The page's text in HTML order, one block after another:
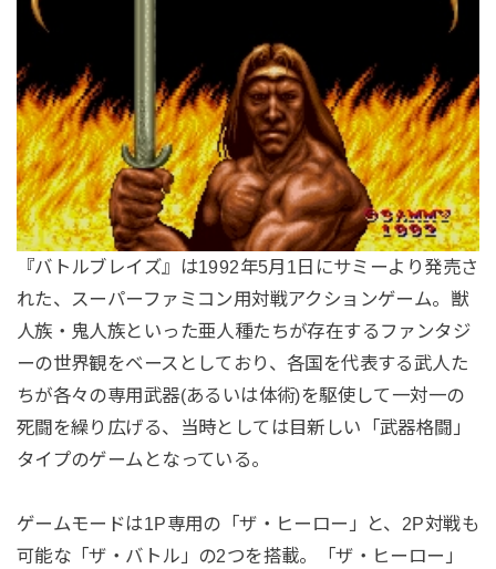
『バトルブレイズ』は1992年5月1日にサミーより発売さ
れた、スーパーファミコン用対戦アクションゲーム。獣
人族・鬼人族といった亜人種たちが存在するファンタジ
ーの世界観をベースとしており、各国を代表する武人た
ちが各々の専用武器(あるいは体術)を駆使して一対一の
死闘を繰り広げる、当時としては目新しい「武器格闘」
タイプのゲームとなっている。
ゲームモードは1P専用の「ザ・ヒーロー」と、2P対戦も
可能な「ザ・バトル」の2つを搭載。「ザ・ヒーロー」